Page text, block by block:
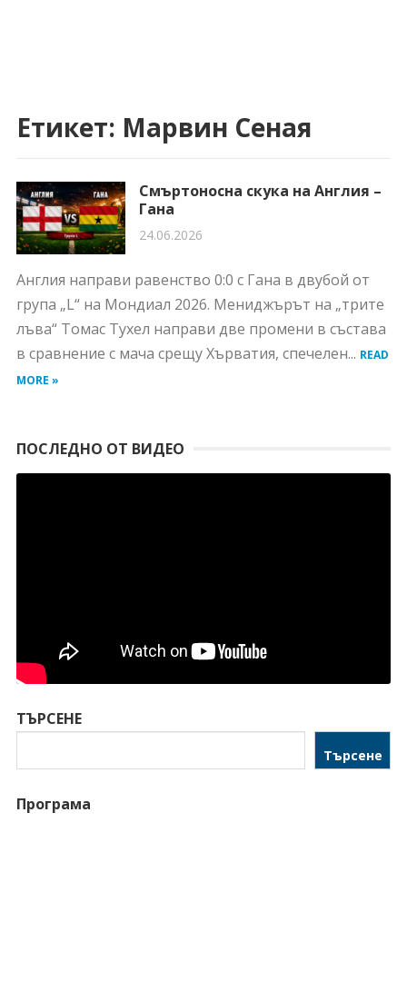
Етикет: Марвин Сеная
Смъртоносна скука на Англия –
Гана
24.06.2026
Англия направи равенство 0:0 с Гана в двубой от
група „L“ на Мондиал 2026. Мениджърът на „трите
лъва“ Томас Тухел направи две промени в състава
в сравнение с мача срещу Хърватия, спечелен... READ
MORE »
ПОСЛЕДНО ОТ ВИДЕО
ТЪРСЕНЕ
Търсене
Програма